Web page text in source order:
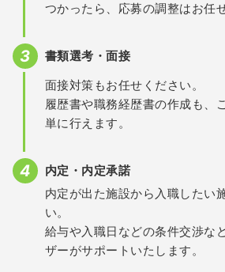
つかったら、応募の調整はお任
書類選考・面接
面接対策もお任せください。
履歴書や職務経歴書の作成も、
単に行えます。
内定・内定承諾
内定が出た施設から入職したい
い。
給与や入職日などの条件交渉な
ザーがサポートいたします。